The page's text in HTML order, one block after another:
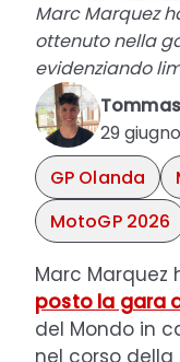
Marc Marquez
ottenuto nella
evidenziando
29
GP Olanda
MotoGP 2026
Marc Marquez
posto la gara
del Mondo in
nel corso